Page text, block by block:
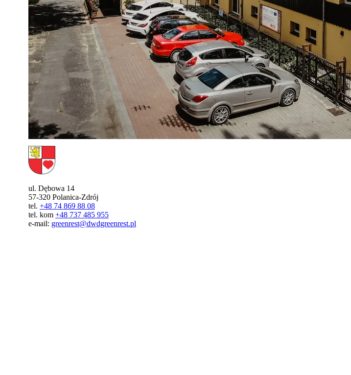
ul. Dębowa 14
57-320 Polanica-Zdrój
tel. +48 74 869 88 08
tel. kom +48 737 485 955
e-mail: greenrest@dwdgreenrest.pl